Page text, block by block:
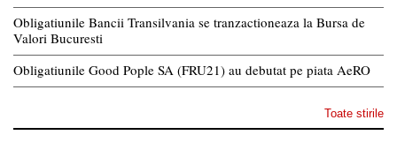
Obligatiunile Bancii Transilvania se tranzactioneaza la Bursa de
Valori Bucuresti
Obligatiunile Good Pople SA (FRU21) au debutat pe piata AeRO
Toate stirile